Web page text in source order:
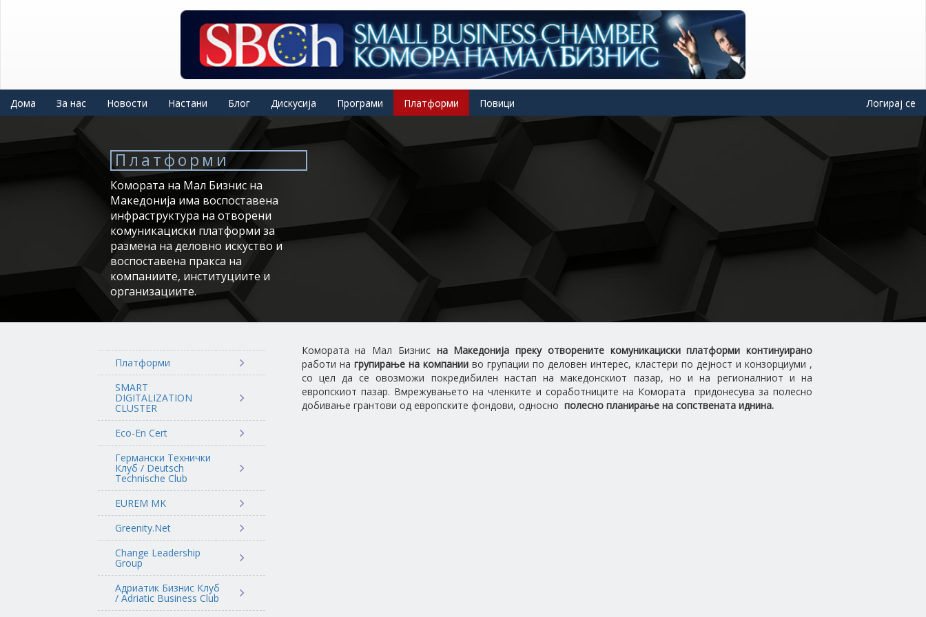
Дома За нас Новости Настани Блог Дискусија Програми Платформи Повици Логирај се
Платформи
Комората на Мал Бизнис на
Македонија има воспоставена
инфраструктура на отворени
комуникациски платформи за
размена на деловно искуство и
воспоставена пракса на
компаниите, институциите и
организациите.
Платформи
SMART
DIGITALIZATION
CLUSTER
Eco-En Cert
Германски Технички
Клуб / Deutsch
Technische Club
EUREM MK
Greenity.Net
Change Leadership
Group
Адриатик Бизнис Клуб
/ Adriatic Business Club
Комората на Мал Бизнис на Македонија преку отворените комуникациски платформи континуирано
работи на групирање на компанииво групации по деловен интерес, кластери по дејност и конзорциуми ,
со цел да се овозможи покредибилен настап на македонскиот пазар, но и на регионалниот и на
европскиот пазар. Вмрежувањето на членките и соработниците на Комората придонесува за полесно
добивање грантови од европските фондови, односно полесно планирање на сопствената иднина.